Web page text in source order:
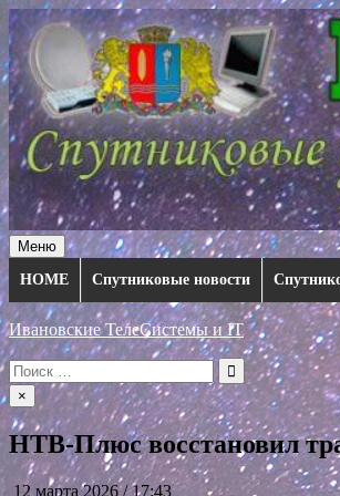
Перейти
к
содержимому
Меню
HOME
Спутниковые новости
Ивановские ТелеСистемы и IT
Искать:
×
НТВ-Плюс восстановил
12 марта 2026 / 17:43